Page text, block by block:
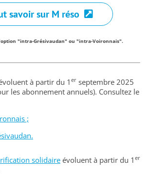
savoir sur M réso
"intra-Grésivaudan" ou "intra-Voironnais".
à partir du 1 er septembre 2025
les abonnement annuels). Consultez le
;
solidaireévoluent à partir du 1 er